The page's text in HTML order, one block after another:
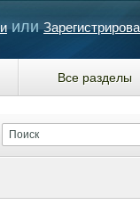
или
Все разделы